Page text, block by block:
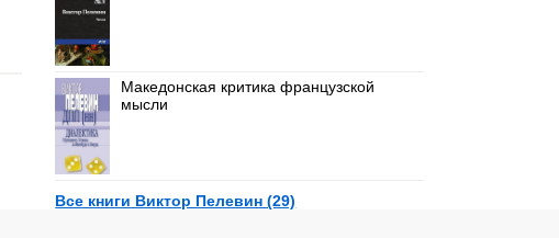
Македонская критика французской
мысли
Все книги Виктор Пелевин (29)